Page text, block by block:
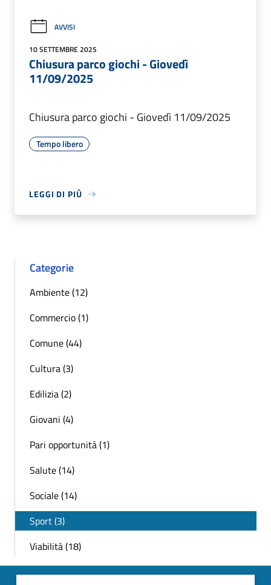
AVVISI
10 SETTEMBRE 2025
Chiusura parco giochi - Giovedì
11/09/2025
Chiusura parco giochi - Giovedì 11/09/2025
Tempo libero
LEGGI DI PIÙ
Categorie
Ambiente (12)
Commercio (1)
Comune (44)
Cultura (3)
Edilizia (2)
Giovani (4)
Pari opportunità (1)
Salute (14)
Sociale (14)
Sport (3)
Viabilità (18)